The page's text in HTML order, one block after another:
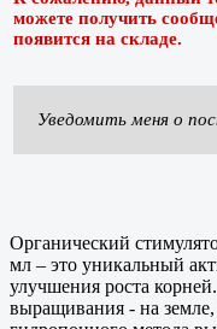
можете получить
появится на складе.
Уведомить меня о
Органический
мл – это уникальный
улучшения роста
выращивания - на